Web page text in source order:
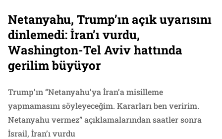
Netanyahu, Trump’ın açık uyarısını
dinlemedi: İran’ı vurdu,
Washington-Tel Aviv hattında
gerilim büyüyor
Trump’ın “Netanyahu’ya İran’a misilleme
yapmamasını söyleyeceğim. Kararları ben veririm.
Netanyahu vermez” açıklamalarından saatler sonra
İsrail, İran’ı vurdu